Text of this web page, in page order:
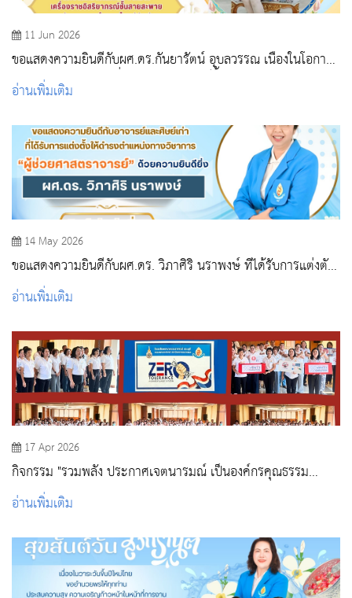
11 Jun 2026
ขอแสดงความยินดีกับผศ.ดร.กันยารัตน์ อุบลวรรณ เนื่องในโอกาส
ได้รับพระราชทานเครื่องราชอิสริยาภรณ์ชั้นสายสะพายประถมาภ
รณ์มงกุฎไทย
อ่านเพิ่มเติม
14 May 2026
ขอแสดงความยินดีกับผศ.ดร. วิภาศิริ นราพงษ์ ที่ได้รับการแต่งตั้ง
ให้ดำรงตำแหน่งทางวิชาการ
อ่านเพิ่มเติม
17 Apr 2026
กิจกรรม "รวมพลัง ประกาศเจตนารมณ์ เป็นองค์กรคุณธรรม
ต้นแบบ และการประกาศนโยบาย No Gift Policy ตามโครงการ
ประเมินคุณธรรมและความโปร่งใส ITA วพบ.สระบุรี "
อ่านเพิ่มเติม